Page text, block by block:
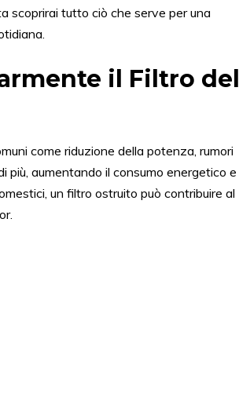
scoprirai tutto ciò che serve per una
il Filtro del
come riduzione della potenza, rumori
più, aumentando il consumo energetico e
un filtro ostruito può contribuire al